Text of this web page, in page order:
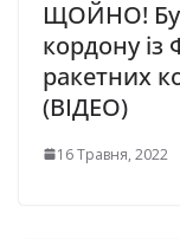
ЩОЙНО!
кордону із
ракетних
(ВІДЕО)
16 Травня, 2022